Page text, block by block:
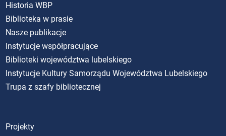
Historia WBP
Biblioteka w prasie
Nasze publikacje
Instytucje współpracujące
Biblioteki województwa lubelskiego
Instytucje Kultury Samorządu Województwa Lubelskiego
Trupa z szafy bibliotecznej
Projekty